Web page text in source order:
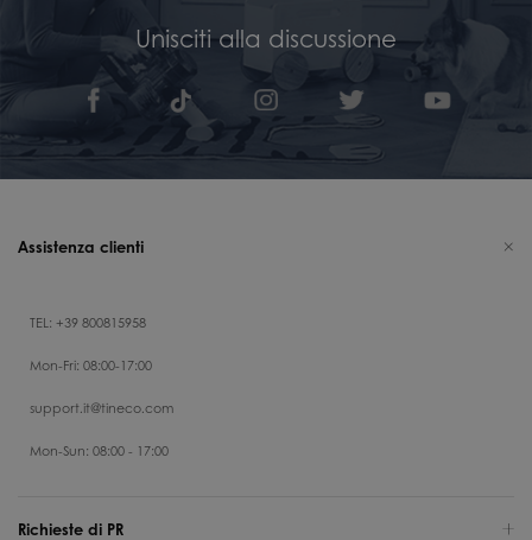
Unisciti alla discussione
Assistenza clienti
TEL: +39 800815958
Mon-Fri: 08:00-17:00
support.it@tineco.com
Mon-Sun: 08:00 - 17:00
Richieste di PR